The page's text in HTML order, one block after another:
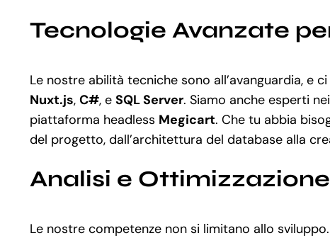
Tecnologie Avanzate
Le nostre abilità tecniche sono all’avanguardia, e
Nuxt.js, C#, e SQL Server. Siamo anche esperti
piattaforma headless Megicart. Che tu abbia
del progetto, dall’architettura del database alla
Analisi e
Le nostre competenze non si limitano allo